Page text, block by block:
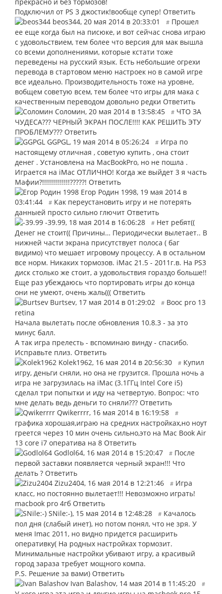
Подключил от PS 3 джостик!вообще супер! Ответить
beos344, 20 мая 2014 в 20:33:01 # Прошел
ее еще когда был на писюке, и вот сейчас снова играю
с удовольствием, тем более что версия для мак вышла
со всеми дополнениями, которые кстати тоже
переведены на русский язык. Есть небольшие огрехи
перевода в стартовом меню настроек но в самой игре
все идеально. Производительность тоже на уровне,
вобщем советую всем, тем более что игры для мака с
качественным переводом довольно редки Ответить
Соломин, 20 мая 2014 в 13:58:45 # ЧТО ЗА
ЧУДЕСА??? ЧЕРНЫЙ ЭКРАН ПОСЛЕ!!!! КАК РЕШИТЬ ЭТУ
ПРОБЛЕМУ??? Ответить
GGPGL, 19 мая 2014 в 05:26:24 # Игра по
настоящему отличная , советую купить , она стоит
денег . Установлена на MacBookPro, но не пошла .
Играется на iMac ОТЛИЧНО! Когда же выйдет 3 я часть
Мафии?!!!!!!!!!!!!!!?????! Ответить
Егор Родин 1998, 19 мая 2014 в
03:41:44
# Как переустановить игру и не потерять
данныей просто сильно глючит Ответить
-39.99, 18 мая 2014 в 16:06:28 # Нет ребят((
Денег не стоит(( Причины… Периодически вылетает.. В
нижней части экрана присутствует полоса ( баг
видимо) что мешает игровому процессу. А в остальном
все норм. Никаких тормозов. iMac 21.5 - 2011г.в. На PS3
диск столько же стоит, а удовольствия гораздо больше!!
Еще раз убеждаюсь что портировать игры до конца
они не умеют, очень жаль((( Ответить
Burtsev, 17 мая 2014 в 01:29:02 # Booc pro 13
retina
Начала вылетать после обновления 10.8.3 - за это
минус балл.
А так игра прелесть - вспоминаю винду - спасибо.
Исправьте плиз. Ответить
Kolek1962, 16 мая 2014 в 20:56:30 # Купил
игру, деньги сняли, но она не грузится. Прошла ночь а
игра не загрузилась на iMac (3.1ГГц Intel Core i5)
сделал три попытки и иду на четвертую. Вопрос: что
мне делать ведь деньги то сняли??? Ответить
Qwikerrrr, 16 мая 2014 в 16:19:58 #
графика хорошая,играю на средних настройках,но ноут
греется через 10 мин очень сильно,это на Mac Book Air
13 core i7 оператива на 8 Ответить
Godlol64, 16 мая 2014 в 15:20:47 # После
первой заставки появляется черный экран!!! Что
делать ? Ответить
Zizu2404, 16 мая 2014 в 12:21:46 # Игра
класс, но постоянно вылетает!!! Невозможно играть!
macbook pro 4гб Ответить
SNile:-), 15 мая 2014 в 12:48:28 # Качалось
пол дня (слабый инет), но потом понял, что не зря. У
меня Imac 2011, но видно придется расширить
оперативку( На родных настройках тормозит.
Минимальные настройки убивают игру, а красивый
город зараза требует мощного компа.
P.S. Решение за вами) Ответить
Ivan Balashov, 14 мая 2014 в 11:45:20 #